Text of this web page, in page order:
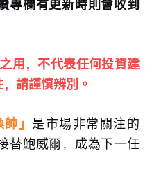
專欄有更新時則會收到
用，不代表任何投資建
請謹慎辨別。
」 是市場非常關注的
替鮑威爾，成為下一任